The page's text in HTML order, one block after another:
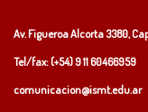
Av. Figueroa Alcorta 3380,
Tel/fax: (+54)9 11 60466959
comunicacion@ismt.edu.ar